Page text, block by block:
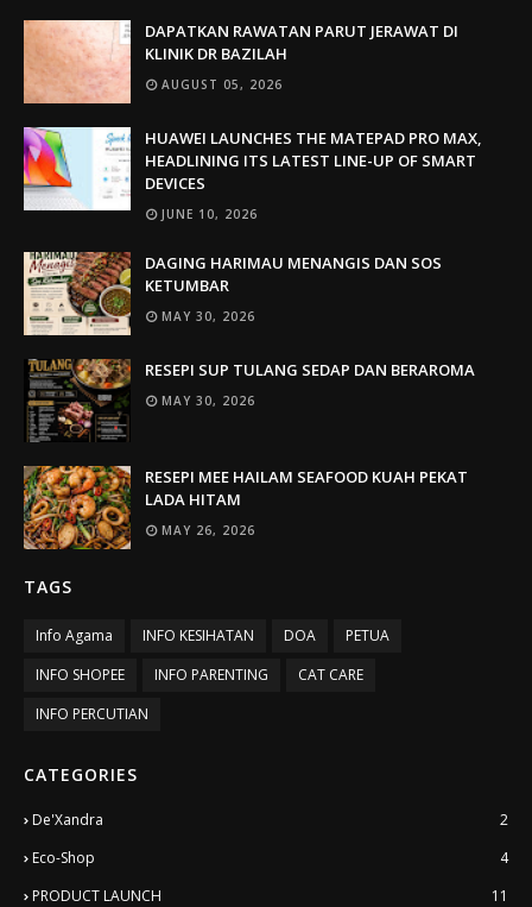
DAPATKAN RAWATAN PARUT JERAWAT DI
KLINIK DR BAZILAH
AUGUST 05, 2026
HUAWEI LAUNCHES THE MATEPAD PRO MAX,
HEADLINING ITS LATEST LINE-UP OF SMART
DEVICES
JUNE 10, 2026
DAGING HARIMAU MENANGIS DAN SOS
KETUMBAR
MAY 30, 2026
RESEPI SUP TULANG SEDAP DAN BERAROMA
MAY 30, 2026
RESEPI MEE HAILAM SEAFOOD KUAH PEKAT
LADA HITAM
MAY 26, 2026
TAGS
Info Agama INFO KESIHATAN DOA
PETUA
INFO SHOPEE
INFO PARENTING
CAT CARE
INFO PERCUTIAN
CATEGORIES
De'Xandra
2
Eco-Shop
4
PRODUCT LAUNCH
11